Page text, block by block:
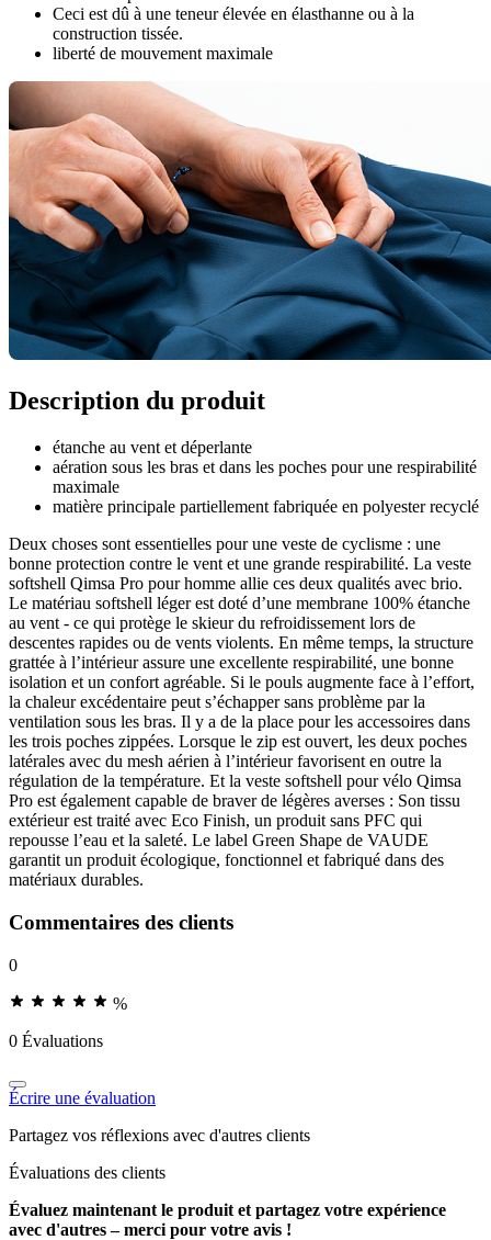
Ceci est dû à une teneur élevée en élasthanne ou à la
construction tissée.
liberté de mouvement maximale
Description du produit
étanche au vent et déperlante
aération sous les bras et dans les poches pour une respirabilité
maximale
matière principale partiellement fabriquée en polyester recyclé
Deux choses sont essentielles pour une veste de cyclisme : une
bonne protection contre le vent et une grande respirabilité. La veste
softshell Qimsa Pro pour homme allie ces deux qualités avec brio.
Le matériau softshell léger est doté d’une membrane 100% étanche
au vent - ce qui protège le skieur du refroidissement lors de
descentes rapides ou de vents violents. En même temps, la structure
grattée à l’intérieur assure une excellente respirabilité, une bonne
isolation et un confort agréable. Si le pouls augmente face à l’effort,
la chaleur excédentaire peut s’échapper sans problème par la
ventilation sous les bras. Il y a de la place pour les accessoires dans
les trois poches zippées. Lorsque le zip est ouvert, les deux poches
latérales avec du mesh aérien à l’intérieur favorisent en outre la
régulation de la température. Et la veste softshell pour vélo Qimsa
Pro est également capable de braver de légères averses : Son tissu
extérieur est traité avec Eco Finish, un produit sans PFC qui
repousse l’eau et la saleté. Le label Green Shape de VAUDE
garantit un produit écologique, fonctionnel et fabriqué dans des
matériaux durables.
Commentaires des clients
0
%
0 Évaluations
Écrire une évaluation
Partagez vos réflexions avec d'autres clients
Évaluations des clients
Évaluez maintenant le produit et partagez votre expérience
avec d'autres – merci pour votre avis !